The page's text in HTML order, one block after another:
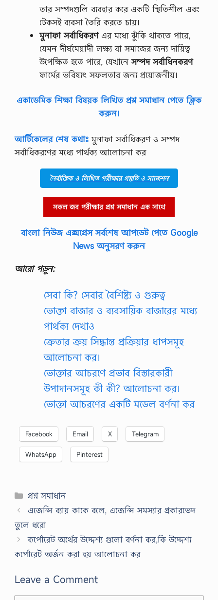
সে
তার সম্পদগুলি ব্যবহার করে একটি স্থিতিশীল এবং
টেকসই ব্যবসা তৈরি করতে চায়।
মুনাফা সর্বাধিকরণএর মধ্যে ঝুঁকি থাকতে পারে,
যেমন দীর্ঘমেয়াদী লক্ষ্য বা সমাজের জন্য দায়িত্ব
উপেক্ষিত হতে পারে, যেখানেসম্পদ সর্বাধিনকরণ
ফার্মের ভবিষ্যৎ সফলতার জন্য প্রয়োজনীয়।
একাডেমিক শিক্ষা বিষয়ক লিখিত প্রশ্ন সমাধান পেতে ক্লিক
করুন।
আর্টিকেলের শেষ কথাঃ মুনাফা সর্বাধিকরণ ও সম্পদ
সর্বাধিকরণের মধ্যে পার্থক্য আলোচনা কর
নৈর্ব্যক্তিক ও লিখিত পরীক্ষার প্রস্তুতি ও সাজেশন
সকল জব পরীক্ষার প্রশ্ন সমাধান এক সাথে
বাংলা নিউজ এক্সপ্রেস সর্বশেষ আপডেট পেতে Google
News অনুসরণ করুন
আরো পড়ুন:
সেবা কি? সেবার বৈশিষ্ট্য ও গুরুত্ব
ভোক্তা বাজার ও ব্যবসায়িক বাজারের মধ্যে
পার্থক্য দেখাও
ক্রেতার ক্রয় সিদ্ধান্ত প্রক্রিয়ার ধাপসমূহ
আলোচনা কর।
ভোক্তার আচরণে প্রভাব বিস্তারকারী
উপাদানসমূহ কী কী? আলোচনা কর।
ভোক্তা আচরণের একটি মডেল বর্ণনা কর
Facebook Email X Telegram
WhatsApp Pinterest
Categories
প্রশ্ন সমাধান
এজেন্সি ব্যায় কাকে বলে, এজেন্সি সমস্যার প্রকারভেদ
তুলে ধরো
কর্পোরেট অর্থের উদ্দেশ্য গুলো বর্ণনা কর,কি উদ্দেশ্য
কর্পোরেট অর্জন করা হয় আলোচনা কর
Leave a Comment